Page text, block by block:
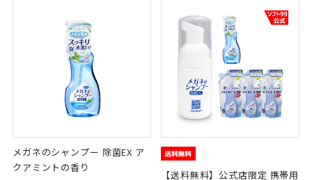
メガネのシャンプー 除菌EX ア
クアミントの香り
【送料無料】公式店限定 携帯用